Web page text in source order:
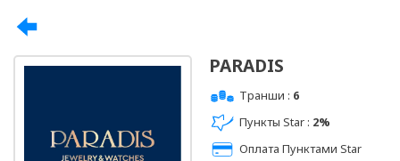
PARADIS
Транши : 6
Пункты Star : 2%
Оплата Пунктами Star